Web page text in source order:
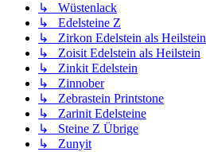
↳ Wüstenlack
↳ Edelsteine Z
↳ Zirkon Edelstein als Heilstein
↳ Zoisit Edelstein als Heilstein
↳ Zinkit Edelstein
↳ Zinnober
↳ Zebrastein Printstone
↳ Zarinit Edelsteine
↳ Steine Z Übrige
↳ Zunyit